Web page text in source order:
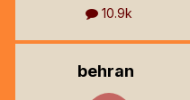
10.9k
behran